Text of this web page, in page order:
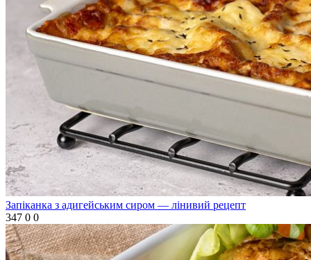
Запіканка з адигейським сиром — лінивий рецепт
347 0 0